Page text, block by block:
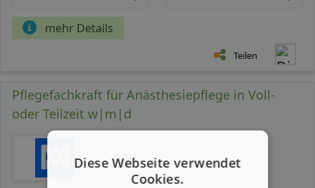
mehr Details
Teilen
Pflegefachkraft für Anästhesiepflege in Voll-
oder Teilzeit w|m|d
SRH
Diese Webseite verwendet
Cookies.